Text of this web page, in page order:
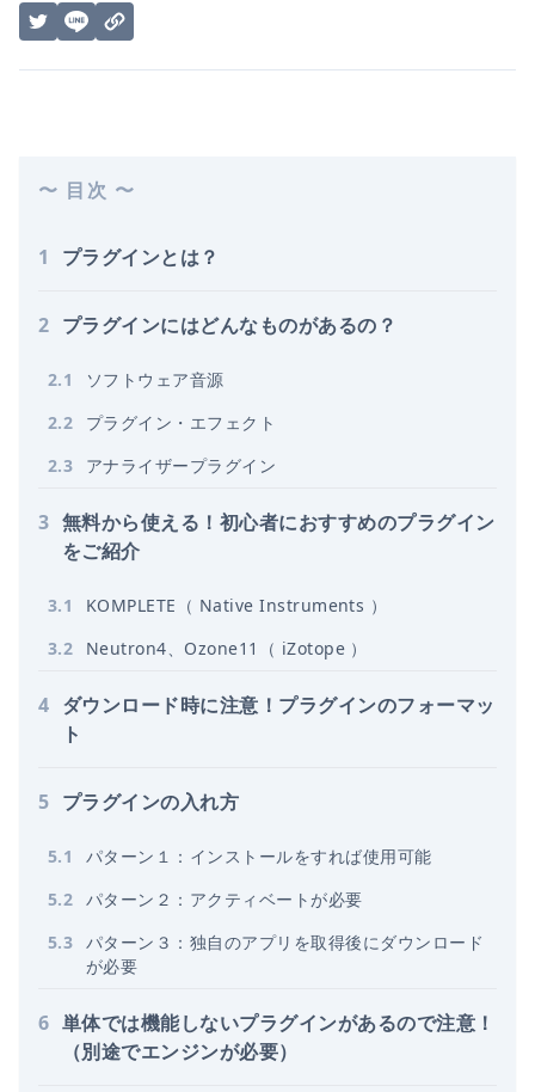
〜 目次 〜
1 プラグインとは？
2 プラグインにはどんなものがあるの？
2.1
ソフトウェア音源
2.2
プラグイン・エフェクト
2.3 アナライザープラグイン
3 無料から使える！初心者におすすめのプラグイン
をご紹介
3.1
KOMPLETE（ Native Instruments ）
3.2 Neutron4、Ozone11（ iZotope ）
4 ダウンロード時に注意！プラグインのフォーマッ
ト
5 プラグインの入れ方
5.1
パターン１：インストールをすれば使用可能
5.2 パターン２：アクティベートが必要
5.3 パターン３：独自のアプリを取得後にダウンロード
が必要
6 単体では機能しないプラグインがあるので注意！
（別途でエンジンが必要）